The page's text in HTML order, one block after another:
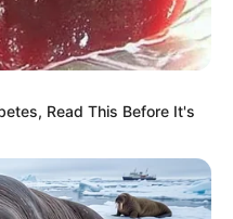
Read This Before It's